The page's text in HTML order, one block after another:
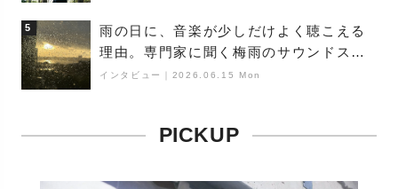
5
雨の日に、音楽が少しだけよく聴こえる
理由。専門家に聞く梅雨のサウンドス
ケープ
インタビュー 2026.06.15 Mon
PICKUP